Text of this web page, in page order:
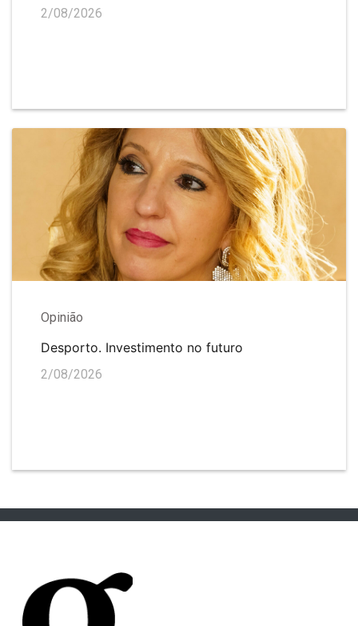
2/08/2026
Opinião
Desporto. Investimento no futuro
2/08/2026